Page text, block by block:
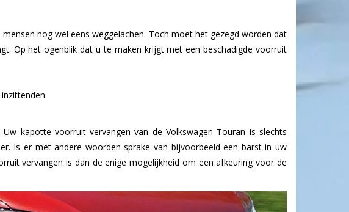
nog wel eens weggelachen. Toch moet het gezegd worden dat
Op het ogenblik dat u te maken krijgt met een beschadigde voorruit
kapotte voorruit vervangen van de Volkswagen Touran is slechts
Is er met andere woorden sprake van bijvoorbeeld een barst in uw
vervangen is dan de enige mogelijkheid om een afkeuring voor de